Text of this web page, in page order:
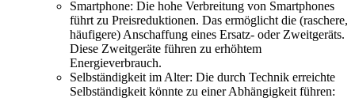
Smartphone: Die hohe Verbreitung von Smartphones
führt zu Preisreduktionen. Das ermöglicht die (raschere,
häufigere) Anschaffung eines Ersatz- oder Zweitgeräts.
Diese Zweitgeräte führen zu erhöhtem
Energieverbrauch.
Selbständigkeit im Alter: Die durch Technik erreichte
Selbständigkeit könnte zu einer Abhängigkeit führen: